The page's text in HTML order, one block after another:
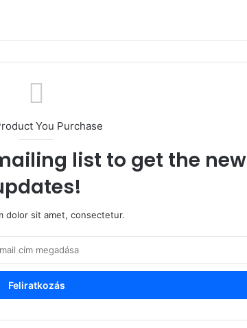
You Purchase
list to get the new
dolor sit amet, consectetur.